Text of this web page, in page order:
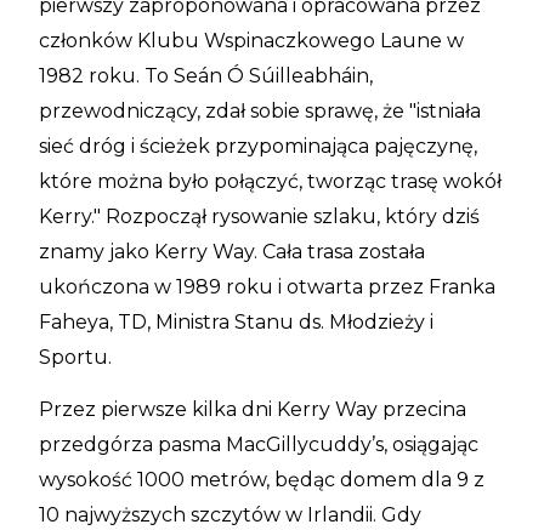
pierwszy zaproponowana i opracowana przez
członków Klubu Wspinaczkowego Laune w
1982 roku. To Seán Ó Súilleabháin,
przewodniczący, zdał sobie sprawę, że "istniała
sieć dróg i ścieżek przypominająca pajęczynę,
które można było połączyć, tworząc trasę wokół
Kerry." Rozpoczął rysowanie szlaku, który dziś
znamy jako Kerry Way. Cała trasa została
ukończona w 1989 roku i otwarta przez Franka
Faheya, TD, Ministra Stanu ds. Młodzieży i
Sportu.
Przez pierwsze kilka dni Kerry Way przecina
przedgórza pasma MacGillycuddy’s, osiągając
wysokość 1000 metrów, będąc domem dla 9 z
10 najwyższych szczytów w Irlandii. Gdy